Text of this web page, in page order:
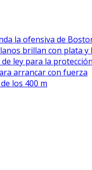
la ofensiva de
brillan con plata
ley para la
arrancar con fuerza
los 400 m